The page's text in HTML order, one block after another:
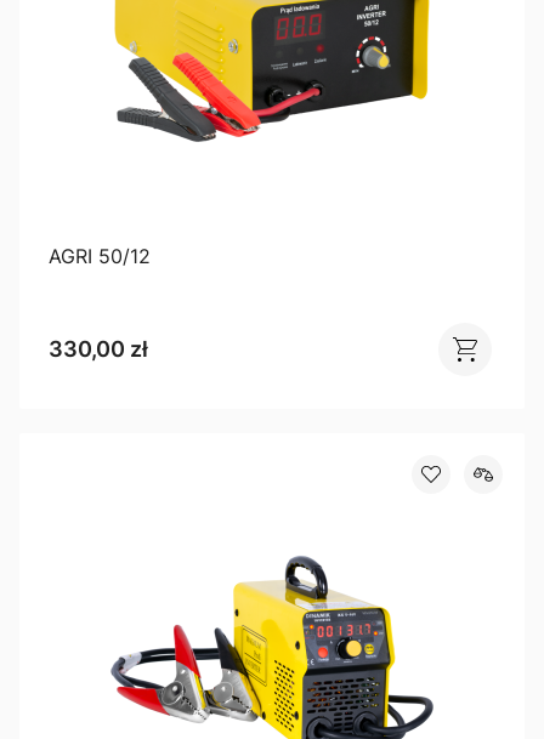
AGRI 50/12
330,00 zł